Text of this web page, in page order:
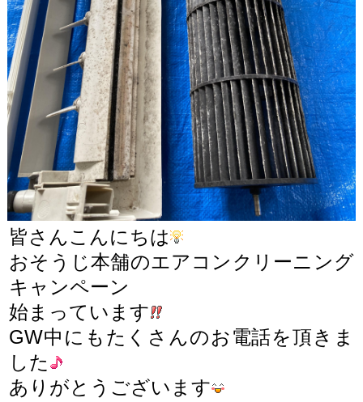
皆さんこんにちは
おそうじ本舗のエアコンクリーニング
キャンペーン
始まっています
GW中にもたくさんのお電話を頂きま
した
ありがとうございます